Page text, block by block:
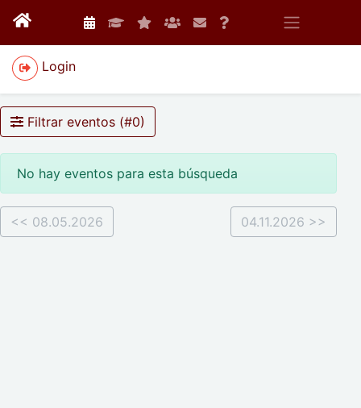
Login
Filtrar eventos (#0)
No hay eventos para esta búsqueda
<< 08.05.2026 04.11.2026 >>